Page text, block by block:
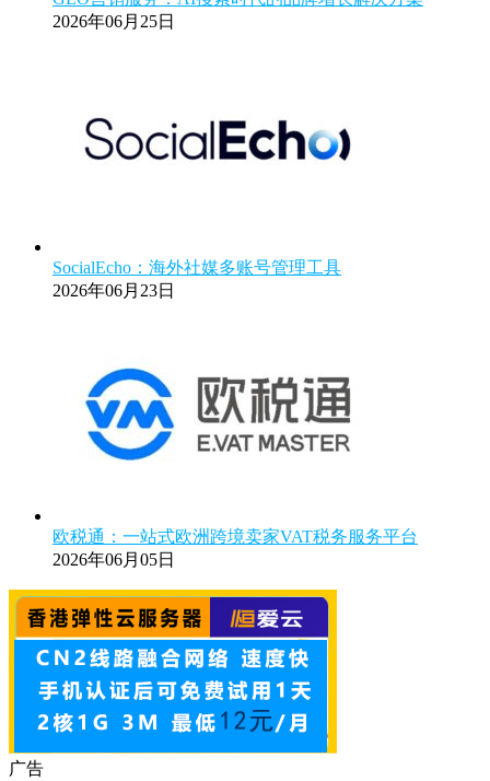
2026年06月25日
SocialEcho：海外社媒多账号管理工具
2026年06月23日
欧税通：一站式欧洲跨境卖家VAT税务服务平台
2026年06月05日
广告